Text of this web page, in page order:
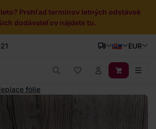
Prehľad termínov letných odstávok
dodávateľov nájdete tu.
EUR
fólie